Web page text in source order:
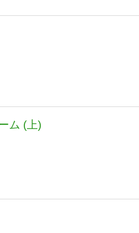
ム (上)